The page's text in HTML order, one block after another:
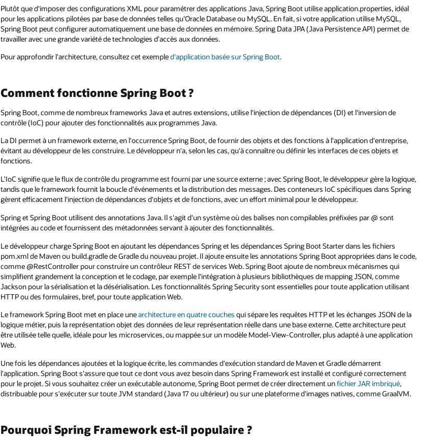
Plutôt que d'imposer des configurations XML pour paramétrer des applications Java, Spring Boot utilise application.properties, idéal
pour les applications pilotées par base de données telles qu'Oracle Database ou MySQL. En fait, si votre application utilise MySQL,
Spring Boot peut configurer automatiquement une base de données en mémoire. Spring Data JPA (Java Persistence API) permet de
travailler avec une grande variété de technologies d'accès aux données.
Pour approfondir l'architecture, consultez cet exempled'application basée sur Spring Boot.
Comment fonctionne Spring Boot ?
Spring Boot, comme de nombreux frameworks Java et autres extensions, utilise l'injection de dépendances (DI) et l'inversion de
contrôle (IoC) pour ajouter des fonctionnalités aux programmes Java.
La DI permet à un framework externe, en l'occurrence Spring Boot, de fournir des objets et des fonctions à l'application d'entreprise,
évitant au développeur de les construire. Le développeur n'a, selon les cas, qu'à connaître ou définir les interfaces de ces objets et
fonctions.
L'IoC signifie que le flux de contrôle du programme est fourni par une source externe ; avec Spring Boot, le développeur gère la logique,
tandis que le framework fournit la boucle d'événements et la distribution des messages. Des conteneurs IoC spécifiques dans Spring
gèrent efficacement l'injection de dépendances d'objets et de fonctions, avec un effort minimal pour le développeur.
Spring et Spring Boot utilisent des annotations Java. Il s'agit d'un système où des balises non compilables préfixées par @ sont
intégrées au code et fournissent des métadonnées servant à ajouter des fonctionnalités.
Le développeur charge Spring Boot en ajoutant les dépendances Spring et les dépendances Spring Boot Starter dans les fichiers
pom.xml de Maven ou build.gradle de Gradle du nouveau projet. Il ajoute ensuite les annotations Spring Boot appropriées dans le code,
comme @RestController pour construire un contrôleur REST de services Web. Spring Boot ajoute de nombreux mécanismes qui
simplifient grandement la conception et le codage, par exemple l'intégration à plusieurs bibliothèques de mapping JSON, comme
Jackson pour la sérialisation et la désérialisation. Les fonctionnalités Spring Security sont essentielles pour toute application utilisant
HTTP ou des formulaires, bref, pour toute application Web.
Le framework Spring Boot met en place unearchitecture en quatre couches qui sépare les requêtes HTTP et les échanges JSON de la
logique métier, puis la représentation objet des données de leur représentation réelle dans une base externe. Cette architecture peut
être utilisée telle quelle, idéale pour les microservices, ou mappée sur un modèle Model-View-Controller, plus adapté à une application
Web.
Une fois les dépendances ajoutées et la logique écrite, les commandes d'exécution standard de Maven et Gradle démarrent
l'application. Spring Boot s'assure que tout ce dont vous avez besoin dans Spring Framework est installé et configuré correctement
pour le projet. Si vous souhaitez créer un exécutable autonome, Spring Boot permet de créer directement unfichier JAR imbriqué,
distribuable pour s'exécuter sur toute JVM standard (Java 17 ou ultérieur) ou sur une plateforme d'images natives, comme GraalVM.
Pourquoi Spring Framework est-il populaire ?